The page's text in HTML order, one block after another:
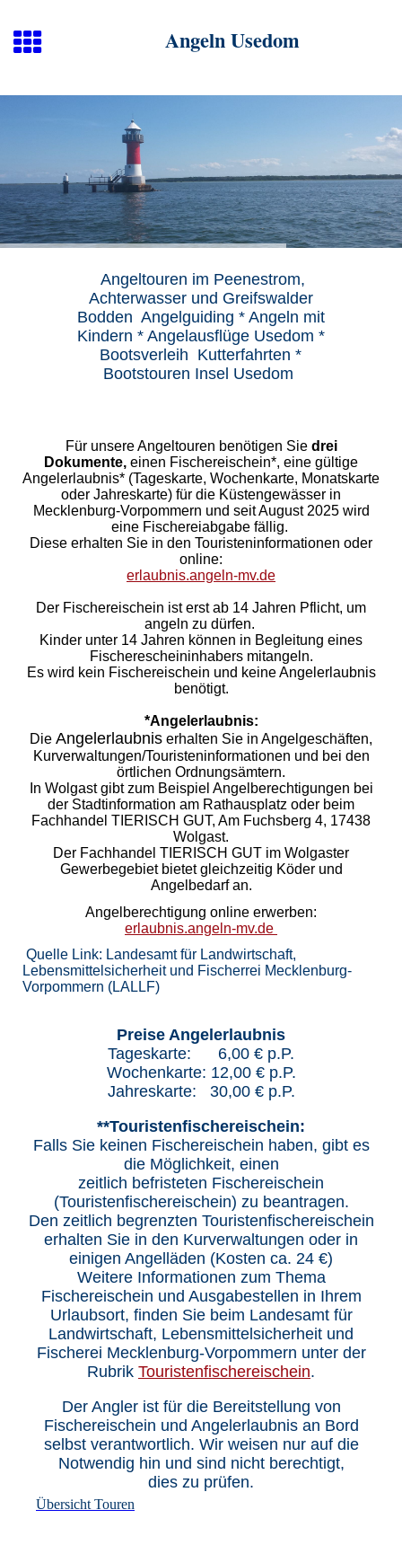
Angeln Usedom
Angeltouren im Peenestrom,
Achterwasser und Greifswalder
Bodden Angelguiding * Angeln mit
Kindern * Angelausflüge Usedom *
Bootsverleih Kutterfahrten *
Bootstouren Insel Usedom
Für unsere Angeltouren benötigen Sie drei
Dokumente, einen Fischereischein*, eine gültige
Angelerlaubnis* (Tageskarte, Wochenkarte, Monatskarte
oder Jahreskarte) für die Küstengewässer in
Mecklenburg-Vorpommern und seit August 2025 wird
eine Fischereiabgabe fällig.
Diese erhalten Sie in den Touristeninformationen oder
online:
erlaubnis.angeln-mv.de
Der Fischereischein ist erst ab 14 Jahren Pflicht, um
angeln zu dürfen.
Kinder unter 14 Jahren können in Begleitung eines
Fischerescheininhabers mitangeln.
Es wird kein Fischereischein und keine Angelerlaubnis
benötigt.
*Angelerlaubnis:
Die Angelerlaubnis erhalten Sie in Angelgeschäften,
Kurverwaltungen/Touristeninformationen und bei den
örtlichen Ordnungsämtern.
In Wolgast gibt zum Beispiel Angelberechtigungen bei
der Stadtinformation am Rathausplatz oder beim
Fachhandel TIERISCH GUT, Am Fuchsberg 4, 17438
Wolgast.
Der Fachhandel TIERISCH GUT im Wolgaster
Gewerbegebiet bietet gleichzeitig Köder und
Angelbedarf an.
Angelberechtigung online erwerben:
erlaubnis.angeln-mv.de
Quelle Link: Landesamt für Landwirtschaft,
Lebensmittelsicherheit und Fischerrei Mecklenburg-
Vorpommern (LALLF)
Preise Angelerlaubnis
Tageskarte: 6,00 € p.P.
Wochenkarte: 12,00 € p.P.
Jahreskarte: 30,00 € p.P.
**Touristenfischereischein:
Falls Sie keinen Fischereischein haben, gibt es
die Möglichkeit, einen
zeitlich befristeten Fischereischein
(Touristenfischereischein) zu beantragen.
Den zeitlich begrenzten Touristenfischereischein
erhalten Sie in den Kurverwaltungen oder in
einigen Angelläden (Kosten ca. 24 €)
Weitere Informationen zum Thema
Fischereischein und Ausgabestellen in Ihrem
Urlaubsort, finden Sie beim Landesamt für
Landwirtschaft, Lebensmittelsicherheit und
Fischerei Mecklenburg-Vorpommern unter der
Rubrik Touristenfischereischein.
Der Angler ist für die Bereitstellung von
Fischereischein und Angelerlaubnis an Bord
selbst verantwortlich. Wir weisen nur auf die
Notwendig hin und sind nicht berechtigt,
dies zu prüfen.
Übersicht Touren